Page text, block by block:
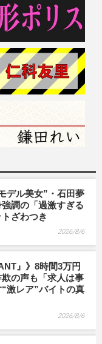
デル美女”・石田夢
調の「過激すぎる
ざわつき
2026/8/6
』》8時間3万円
の声も「求人は事
激レア”バイトの真
2026/8/6